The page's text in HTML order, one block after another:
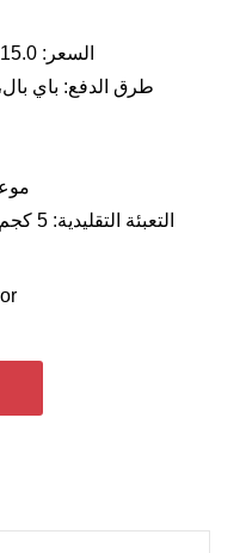
السعر: 15.0 إلى 25.0 دولار أمريكي للكيلوغرام
طرق الدفع: باي
موعد